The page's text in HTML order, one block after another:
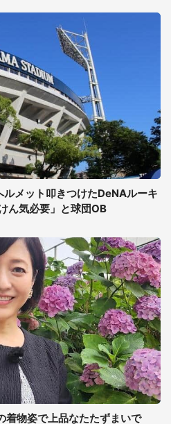
メット叩きつけたDeNAルーキ
ん気必要」と球団OB
着物姿で上品なたたずまいで